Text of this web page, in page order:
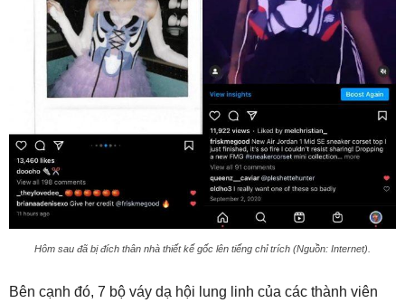
Hôm sau đã bị đích thân nhà thiết kế gốc lên tiếng chỉ trích (Nguồn: Internet).
Bên cạnh đó, 7 bộ váy dạ hội lung linh của các thành viên